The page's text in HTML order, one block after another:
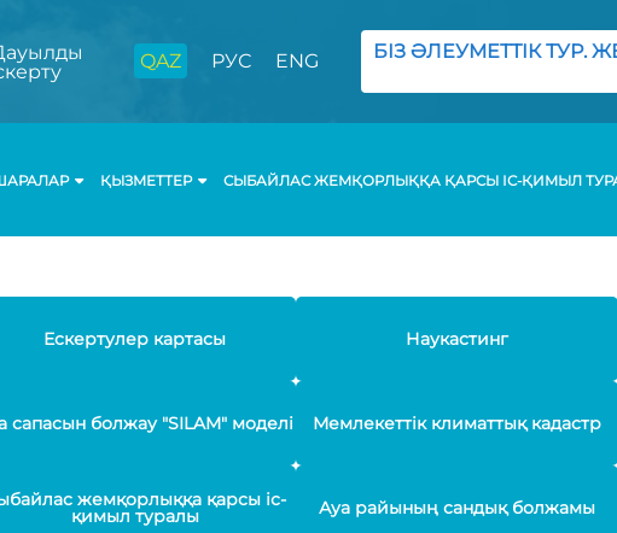
QAZ РУС ENG БІЗ ӘЛЕУМЕТТІК ТУР.
ҚЫЗМЕТТЕР СЫБАЙЛАС ЖЕМҚОРЛЫҚҚА ҚАРСЫ ІС-ҚИМЫЛ
Ескертулер картасы Наукастинг
сапасын болжау "SILAM" моделі Мемлекеттік климаттық кадастр
жемқорлыққа қарсы іс-
қимыл туралы Ауа райының сандық болжамы